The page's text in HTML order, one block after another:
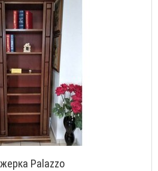
Palazzo